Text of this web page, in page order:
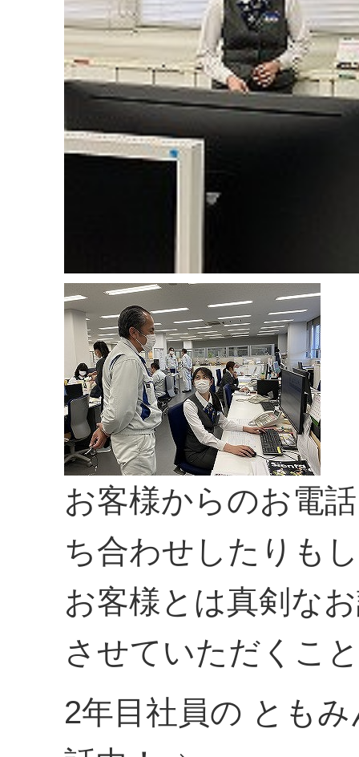
お客様からのお電
ち合わせしたりも
お客様とは真剣な
させていただくこ
2年目社員の とも